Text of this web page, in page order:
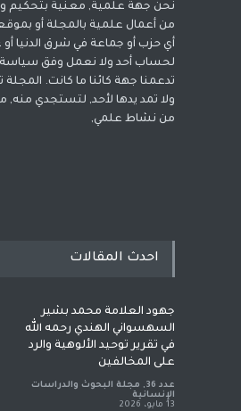
نحن جهة علمية, معنية بتحكيم
من أعمال علمية بالمجلة أو
أي حزب أو جماعة في شرق الدنيا
لحساب أحد ولا نعمل وفق سياسة
تدعمنا جهة كائنا ما كانت. المجلة
ولا تمد يدها لأحد, لتستجدي منه,
من نشاط علمي,
احدث المقالات
جهود العلامة محمد بشير
السهسواني الهندي رحمه الله
في تقرير توحيد الألوهية والرد
على المخالفين
عدد 36 , مجلة البحوث والدراسات
الإنسانية
13 مايو، 2026